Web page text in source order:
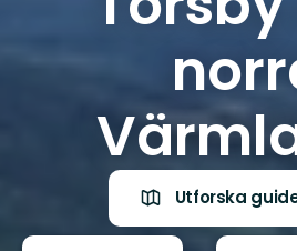
Utforska